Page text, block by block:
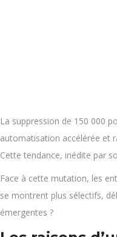
La suppression de 150 000
automatisation accélérée et
Cette tendance, inédite par
Face à cette mutation, les
se montrent plus sélectifs,
émergentes ?